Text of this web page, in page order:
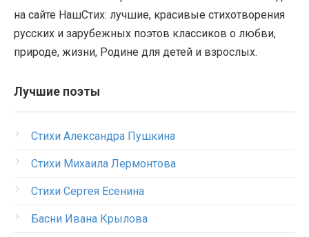
на сайте НашСтих: лучшие, красивые стихотворения
русских и зарубежных поэтов классиков о любви,
природе, жизни, Родине для детей и взрослых.
Лучшие поэты
Стихи Александра Пушкина
Стихи Михаила Лермонтова
Стихи Сергея Есенина
Басни Ивана Крылова